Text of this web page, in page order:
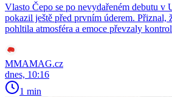
Vlasto Čepo se po nevydařeném debutu v
pokazil ještě před prvním úderem. Přiznal,
pohltila atmosféra a emoce převzaly
MMAMAG.cz
dnes, 10:16
1 min